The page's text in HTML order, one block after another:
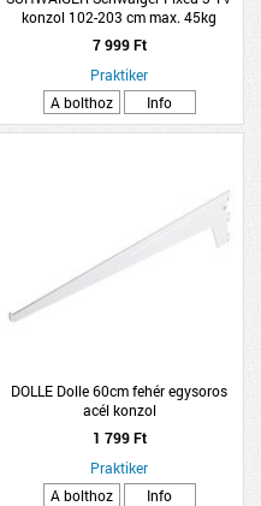
konzol 102-203 cm max. 45kg
37&quot;-80&quot;
7 999 Ft
Praktiker
A bolthoz
Info
DOLLE Dolle 60cm fehér egysoros
acél konzol
1 799 Ft
Praktiker
A bolthoz
Info